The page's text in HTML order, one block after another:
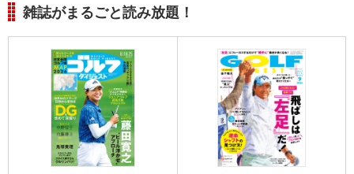
雑誌がまるごと読み放題！